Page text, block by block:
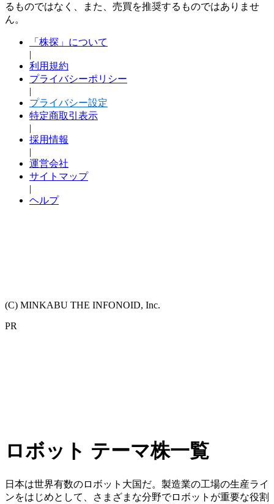
るものではなく、また、売買を推奨するものではありませ
ん。
「株探」について
|
利用規約
プライバシーポリシー
|
プライバシー設定
特定商取引表示
|
採用情報
|
運営会社
サイトマップ
|
ヘルプ
(C) MINKABU THE INFONOID, Inc.
PR
ロボット テーマ株一覧
日本は世界有数のロボット大国だ。製造業の工場の生産ライ
ンをはじめとして、さまざまな分野でロボットが重要な役割